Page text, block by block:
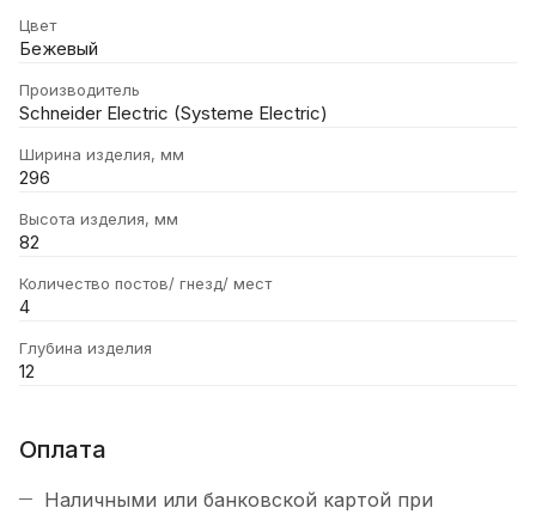
Цвет
Бежевый
Производитель
Schneider Electric (Systeme Electric)
Ширина изделия, мм
296
Высота изделия, мм
82
Количество постов/ гнезд/ мест
4
Глубина изделия
12
Оплата
Наличными или банковской картой при